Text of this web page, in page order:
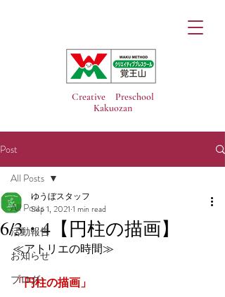
Creative Preschool
Kakuozan
Post
All Posts
活動報告
お知らせ
ブログ
All Posts
6/3・4【円柱の描画】
ゆうぼスタッフ
Sep 1, 2021 1 min read
≪アトリエの時間≫
「円柱の描画」